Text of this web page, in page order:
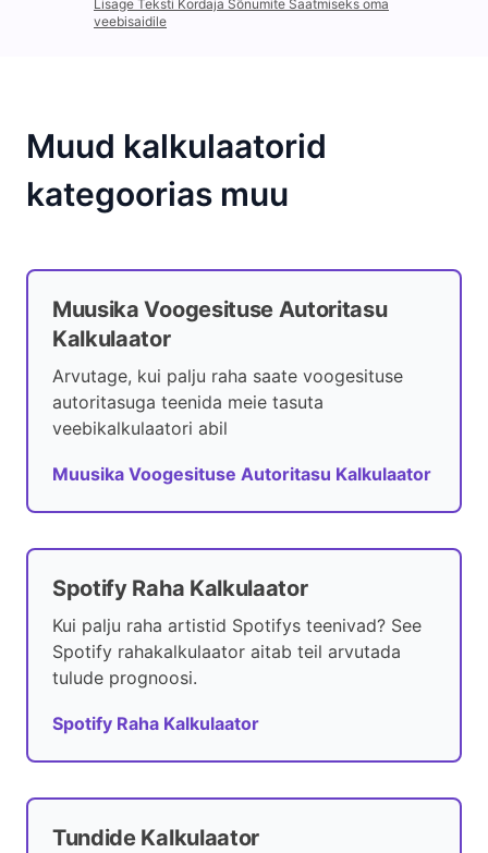
Lisage Teksti Kordaja Sõnumite Saatmiseks oma
veebisaidile
Muud kalkulaatorid
kategoorias muu
Muusika Voogesituse Autoritasu
Kalkulaator
Arvutage, kui palju raha saate voogesituse
autoritasuga teenida meie tasuta
veebikalkulaatori abil
Muusika Voogesituse Autoritasu Kalkulaator
Spotify Raha Kalkulaator
Kui palju raha artistid Spotifys teenivad? See
Spotify rahakalkulaator aitab teil arvutada
tulude prognoosi.
Spotify Raha Kalkulaator
Tundide Kalkulaator